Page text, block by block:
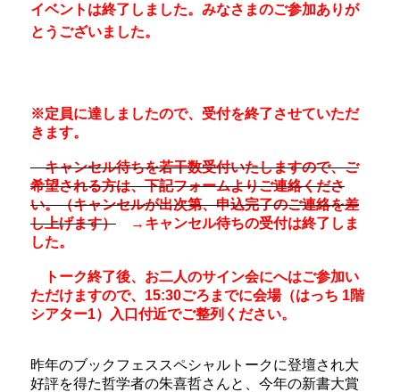
イベントは終了しました。みなさまのご参加ありが
とうございました。
※定員に達しましたので、受付を終了させていただ
きます。
キャンセル待ちを若干数受付いたしますので、ご
希望される方は、下記フォームよりご連絡くださ
い。（キャンセルが出次第、申込完了のご連絡を差
し上げます）→ キャンセル待ちの受付は終了しま
した。
トーク終了後、お二人のサイン会にへはご参加い
ただけますので、15:30ごろまでに会場（はっち 1階
シアター1）入口付近でご整列ください。
昨年のブックフェススペシャルトークに登壇され大
好評を得た哲学者の朱喜哲さんと、今年の新書大賞